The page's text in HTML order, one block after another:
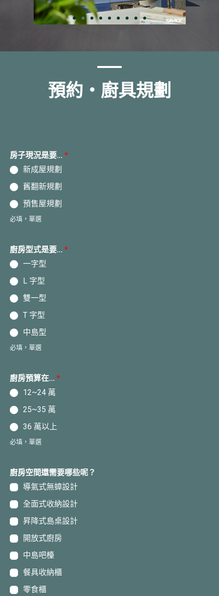
預約・廚具規劃
房子現況是要... *
新成屋規劃
舊翻新規劃
預售屋規劃
必填，單選
廚房型式是要... *
一字型
L 字型
雙一型
T 字型
中島型
必填，單選
廚房預算在... *
12~24 萬
25~35 萬
36 萬以上
必填，單選
廚房空間還需要哪些呢？
導氣式無蟑設計
全面式收納設計
昇降式島桌設計
開放式廚房
中島吧檯
餐具收納櫃
零食櫃